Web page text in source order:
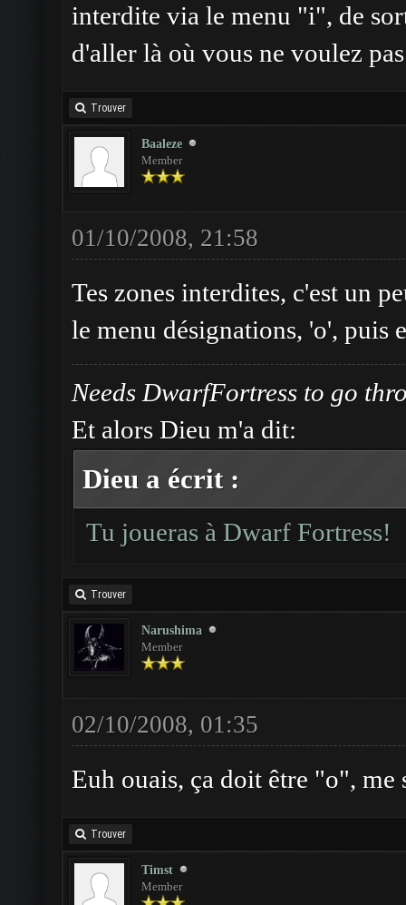
interdite via le menu "i", de
d'aller là où vous ne voulez
Trouver
Baaleze
Member
01/10/2008, 21:58
Tes zones interdites, c'est un
le menu désignations, 'o', puis
Needs DwarfFortress to go
Et alors Dieu m'a dit:
Dieu a écrit :
Tu joueras à Dwarf Fortress!
Trouver
Narushima
Member
02/10/2008, 01:35
Euh ouais, ça doit être "o", me
Trouver
Timst
Member